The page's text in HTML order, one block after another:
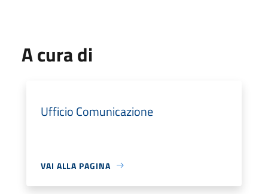
A cura di
Ufficio Comunicazione
VAI ALLA PAGINA